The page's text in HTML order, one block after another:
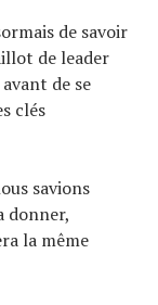
de savoir
de leader
de se
clés
savions
donner,
la même